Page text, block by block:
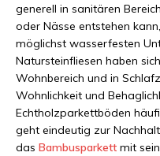
generell in sanitären
oder Nässe entstehen
möglichst wasserfesten
Natursteinfliesen haben
Wohnbereich und in
Wohnlichkeit und
Echtholzparkettböden
geht eindeutig zur
das Bambusparkett mit